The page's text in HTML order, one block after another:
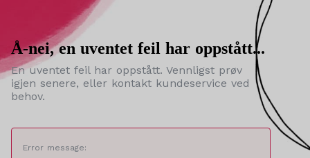
Å-nei, en uventet feil har oppstått...
En uventet feil har oppstått. Vennligst prøv
igjen senere, eller kontakt kundeservice ved
behov.
Error message: